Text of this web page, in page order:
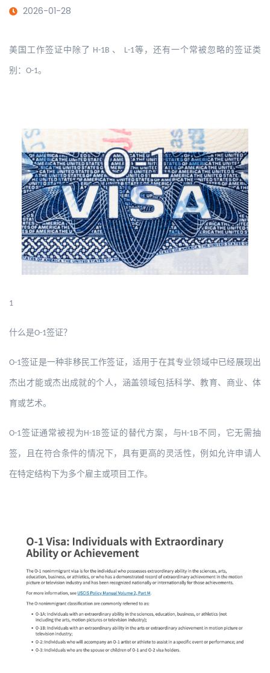
2026-01-28
美国工作签证中除了 H-1B 、 L-1等，还有一个常被忽略的签证类
别： O-1。
1
什么是O-1签证？
O-1签证是一种非移民工作签证，适用于在其专业领域中已经展现出
杰出才能或杰出成就的个人，涵盖领域包括科学、教育、商业、体
育或艺术。
O-1签证通常被视为H-1B签证的替代方案，与H-1B 不同，它无需抽
签，且在符合条件的情况下，具有更高的灵活性，例如允许申请人
在特定结构下为多个雇主或项目工作。